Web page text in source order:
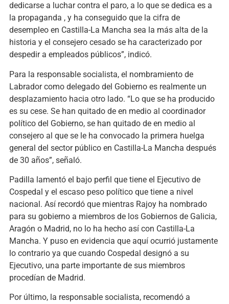
dedicarse a luchar contra el paro, a lo que se dedica es a
la propaganda , y ha conseguido que la cifra de
desempleo en Castilla-La Mancha sea la más alta de la
historia y el consejero cesado se ha caracterizado por
despedir a empleados públicos”, indicó.
Para la responsable socialista, el nombramiento de
Labrador como delegado del Gobierno es realmente un
desplazamiento hacia otro lado. “Lo que se ha producido
es su cese. Se han quitado de en medio al coordinador
político del Gobierno, se han quitado de en medio al
consejero al que se le ha convocado la primera huelga
general del sector público en Castilla-La Mancha después
de 30 años”, señaló.
Padilla lamentó el bajo perfil que tiene el Ejecutivo de
Cospedal y el escaso peso político que tiene a nivel
nacional. Así recordó que mientras Rajoy ha nombrado
para su gobierno a miembros de los Gobiernos de Galicia,
Aragón o Madrid, no lo ha hecho así con Castilla-La
Mancha. Y puso en evidencia que aquí ocurrió justamente
lo contrario ya que cuando Cospedal designó a su
Ejecutivo, una parte importante de sus miembros
procedían de Madrid.
Por último, la responsable socialista, recomendó a